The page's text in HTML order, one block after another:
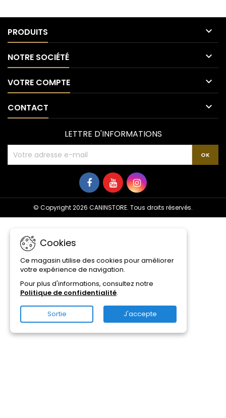
PRODUITS 
NOTRE SOCIÉTÉ 
VOTRE COMPTE 
CONTACT 
Cookies
Ce magasin utilise des cookies pour améliorer
votre expérience de navigation.
Pour plus d'informations, consultez notre
Politique de confidentialité.
Sortie J'accepte
LETTRE D'INFORMATIONS
© Copyright 2026 CANINSTORE. Tous droits réservés.